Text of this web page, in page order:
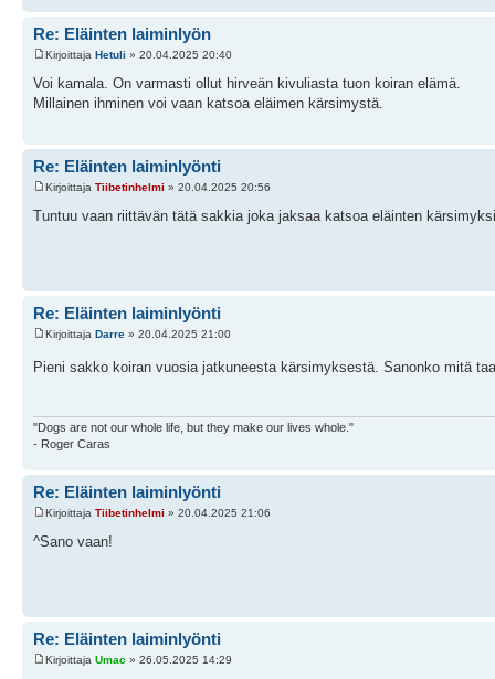
Re: Eläinten laiminlyön
Kirjoittaja Hetuli » 20.04.2025 20:40
Voi kamala. On varmasti ollut hirveän kivuliasta tuon koiran elämä.
Millainen ihminen voi vaan katsoa eläimen kärsimystä.
Re: Eläinten laiminlyönti
Kirjoittaja Tiibetinhelmi » 20.04.2025 20:56
Tuntuu vaan riittävän tätä sakkia joka jaksaa katsoa eläinten
Re: Eläinten laiminlyönti
Kirjoittaja Darre » 20.04.2025 21:00
Pieni sakko koiran vuosia jatkuneesta kärsimyksestä. Sanonko mitä
"Dogs are not our whole life, but they make our lives whole."
- Roger Caras
Re: Eläinten laiminlyönti
Kirjoittaja Tiibetinhelmi » 20.04.2025 21:06
^Sano vaan!
Re: Eläinten laiminlyönti
Kirjoittaja Umac » 26.05.2025 14:29